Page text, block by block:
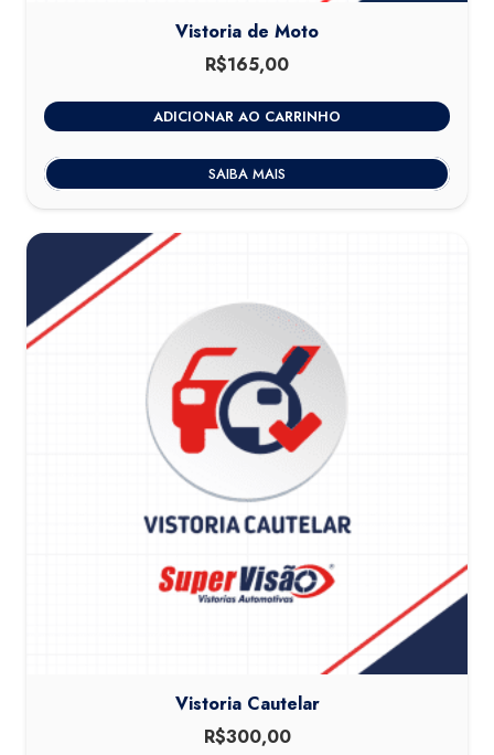
Vistoria de Moto
R$165,00
ADICIONAR AO CARRINHO
SAIBA MAIS
Vistoria Cautelar
R$300,00